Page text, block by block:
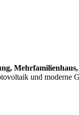
und moderne